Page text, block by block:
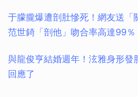
于朦朧爆遭剖肚慘死！網友送「
范世錡「剖他」吻合率高達99％
與龍俊亨結婚週年！泫雅身形發
回應了